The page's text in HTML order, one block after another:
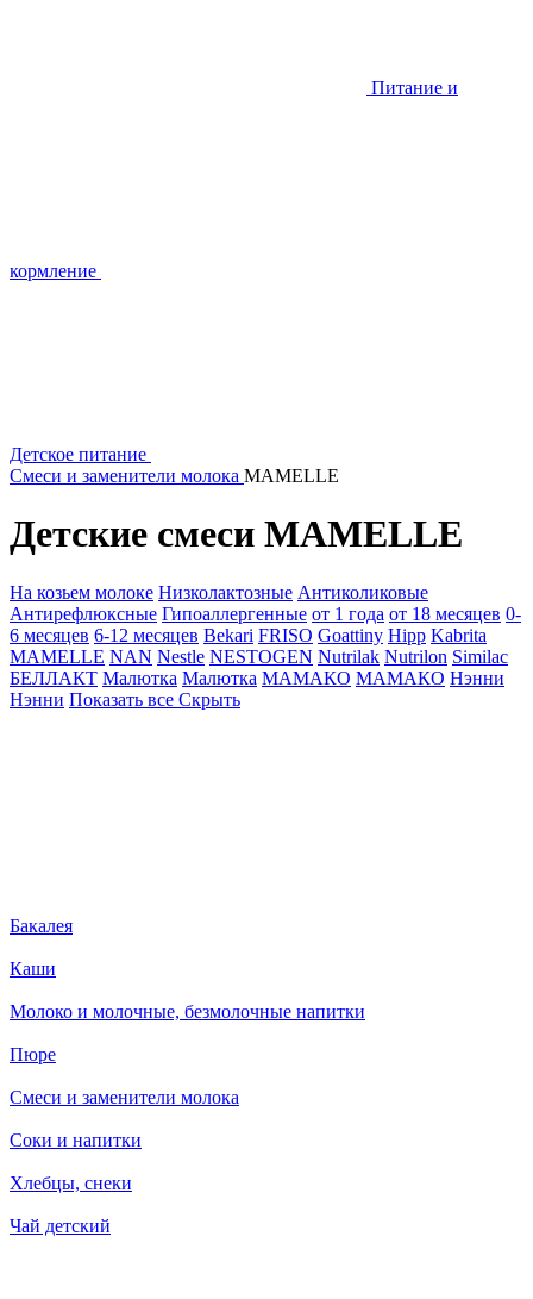
Питание и
кормление
Детское питание
Смеси и заменители молока MAMELLE
Детские смеси MAMELLE
На козьем молоке Низколактозные Антиколиковые
Антирефлюксные Гипоаллергенные от 1 года от 18 месяцев 0-
6 месяцев 6-12 месяцев Bekari FRISO Goattiny Hipp Kabrita
MAMELLE NAN Nestle NESTOGEN Nutrilak Nutrilon Similac
БЕЛЛАКТ Малютка Малютка МАМАКО МАМАКО Нэнни
Нэнни Показать все Скрыть
Бакалея
Каши
Молоко и молочные, безмолочные напитки
Пюре
Смеси и заменители молока
Соки и напитки
Хлебцы, снеки
Чай детский